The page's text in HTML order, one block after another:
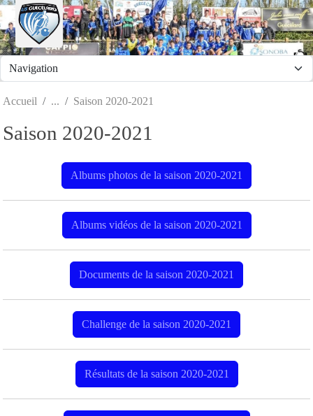
Accueil Saison 2020-2021
Saison 2020-2021
Albums photos de la saison 2020-2021
Albums vidéos de la saison 2020-2021
Documents de la saison 2020-2021
Challenge de la saison 2020-2021
Résultats de la saison 2020-2021
Panneau de gestion des cookies